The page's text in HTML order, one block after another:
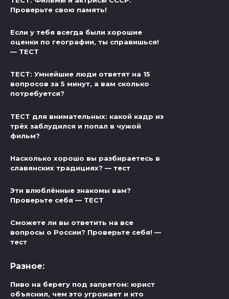
Проверьте свою память!
Если у тебя всегда были хорошие
оценки по географии, ты справишься!
— ТЕСТ
ТЕСТ: Умнейшие люди ответят на 15
вопросов за 5 минут, а вам сколько
потребуется?
ТЕСТ для внимательных: какой кадр из
трёх заблудился и попал в чужой
фильм?
Насколько хорошо вы разбираетесь в
славянских традициях? — тест
Эти влюблённые знакомы вам?
Проверьте себя — ТЕСТ
Сможете ли вы ответить на все
вопросы о России? Проверьте себя! —
тест
Разное:
Пиво на берегу под запретом: юрист
объяснил, чем это угрожает и кто